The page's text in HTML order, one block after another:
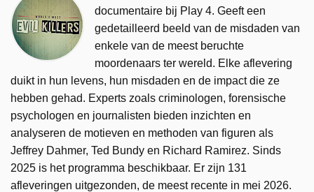
documentaire bij Play 4. Geeft een
gedetailleerd beeld van de misdaden van
enkele van de meest beruchte
moordenaars ter wereld. Elke aflevering
duikt in hun levens, hun misdaden en de impact die ze
hebben gehad. Experts zoals criminologen, forensische
psychologen en journalisten bieden inzichten en
analyseren de motieven en methoden van figuren als
Jeffrey Dahmer, Ted Bundy en Richard Ramirez. Sinds
2025 is het programma beschikbaar. Er zijn 131
afleveringen uitgezonden, de meest recente in mei 2026.